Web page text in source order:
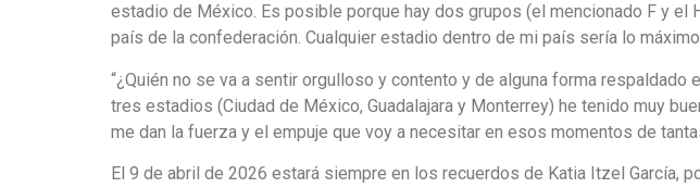
estadio de México. Es posible porque hay dos grupos (el mencionado F y el
país de la confederación. Cualquier estadio dentro de mi país sería lo
“¿Quién no se va a sentir orgulloso y contento y de alguna forma
tres estadios (Ciudad de México, Guadalajara y Monterrey) he tenido muy
me dan la fuerza y el empuje que voy a necesitar en esos momentos de
El 9 de abril de 2026 estará siempre en los recuerdos de Katia Itzel